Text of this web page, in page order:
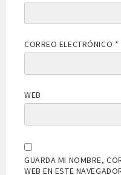
CORREO ELECTRÓNICO *
WEB
GUARDA MI NOMBRE,
WEB EN ESTE